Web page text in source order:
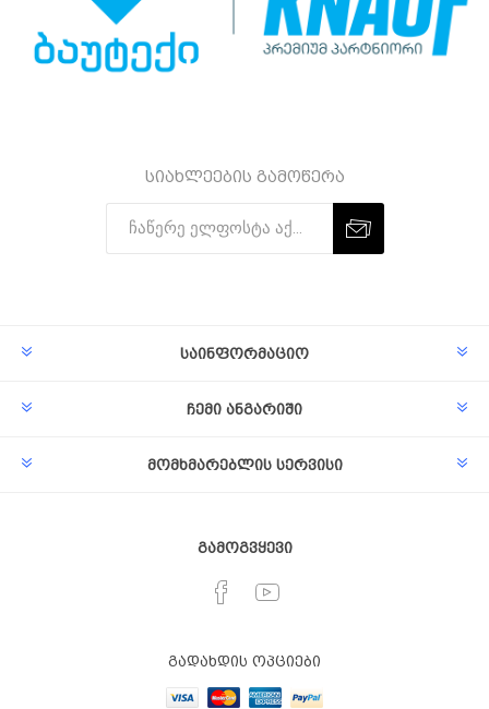
სიახლეების გამოწერა
საინფორმაციო
ჩემი ანგარიში
მომხმარებლის სერვისი
გამოგვყევი
გადახდის ოპციები